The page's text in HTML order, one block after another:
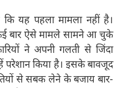
यह पहला मामला नहीं है।
बार ऐसे मामले सामने आ चुके
ने अपनी गलती से जिंदा
परेशान किया है। इसके बावजूद
से सबक लेने के बजाय बार-